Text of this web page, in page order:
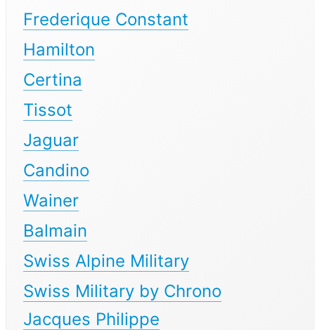
Frederique Constant
Hamilton
Certina
Tissot
Jaguar
Candino
Wainer
Balmain
Swiss Alpine Military
Swiss Military by Chrono
Jacques Philippe